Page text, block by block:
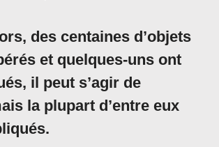
des centaines d’objets
et quelques-uns ont
il peut s’agir de
la plupart d’entre eux